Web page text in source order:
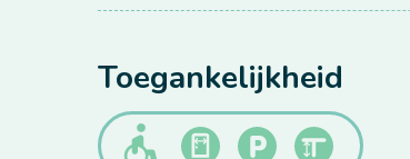
Toegankelijkheid